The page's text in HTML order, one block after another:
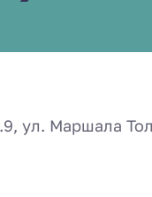
ул. Маршала